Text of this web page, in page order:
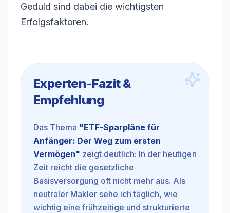
Geduld sind dabei die wichtigsten
Erfolgsfaktoren.
Experten-Fazit &
Empfehlung
Das Thema "ETF-Sparpläne für
Anfänger: Der Weg zum ersten
Vermögen" zeigt deutlich: In der heutigen
Zeit reicht die gesetzliche
Basisversorgung oft nicht mehr aus. Als
neutraler Makler sehe ich täglich, wie
wichtig eine frühzeitige und strukturierte